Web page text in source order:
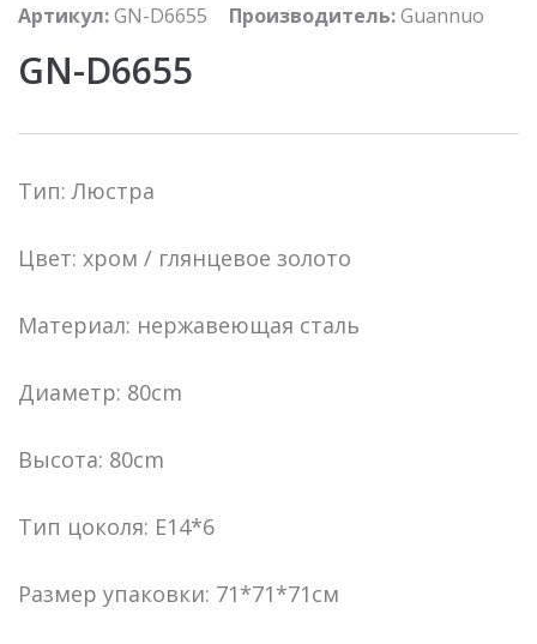
Артикул:GN-D6655 Производитель:Guannuo
GN-D6655
Тип: Люстра
Цвет: хром / глянцевое золото
Материал: нержавеющая сталь
Диаметр: 80cm
Высота: 80cm
Тип цоколя: E14*6
Размер упаковки: 71*71*71см